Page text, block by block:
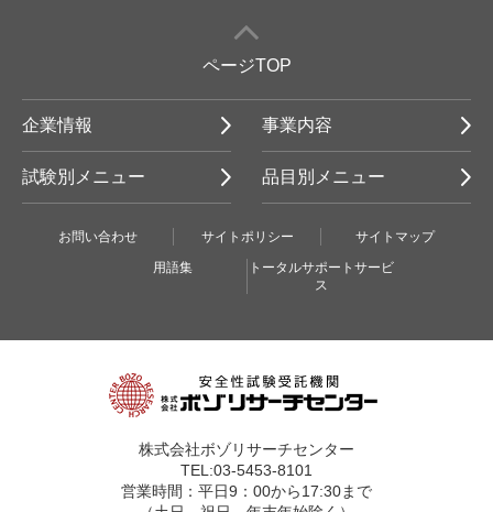
ページTOP
企業情報 事業内容
試験別メニュー 品目別メニュー
お問い合わせ サイトポリシー
サイトマップ
用語集
トータルサポートサービ
ス
株式会社ボゾリサーチセンター
TEL:03-5453-8101
営業時間：平日9：00から17:30まで